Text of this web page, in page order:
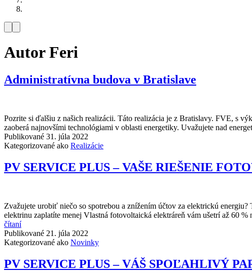
AutorFeri
Administratívna budova v Bratislave
Pozrite si ďalšiu z našich realizácii. Táto realizácia je z Bratislavy. FVE, s
zaoberá najnovšími technológiami v oblasti energetiky. Uvažujete nad
Publikované 31. júla 2022
Kategorizované ako Realizácie
PV SERVICE PLUS – VAŠE RIEŠENIE
Zvažujete urobiť niečo so spotrebou a znížením účtov za elektrickú
elektrinu zaplatíte menej Vlastná fotovoltaická elektráreň vám ušetrí až 60
čítaníPV
SERVICE
PLUS
VAŠE
RIEŠENIE
Publikované 21. júla 2022
Kategorizované ako Novinky
PV SERVICE PLUS – VÁŠ SPOĽAHLIVÝ